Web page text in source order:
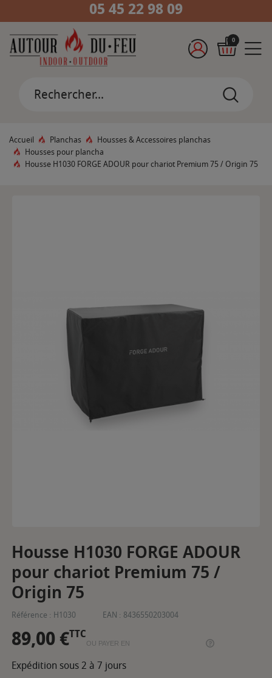
05 45 22 98 09
0
Accueil Planchas
Housses & Accessoires planchas
Housses pour plancha
Housse H1030 FORGE ADOUR pour chariot Premium 75 / Origin 75
Housse H1030 FORGE ADOUR
pour chariot Premium 75 /
Origin 75
Référence : H1030 EAN : 8436550203004
89,00 €TTC
OU PAYER EN
Expédition sous 2 à 7 jours